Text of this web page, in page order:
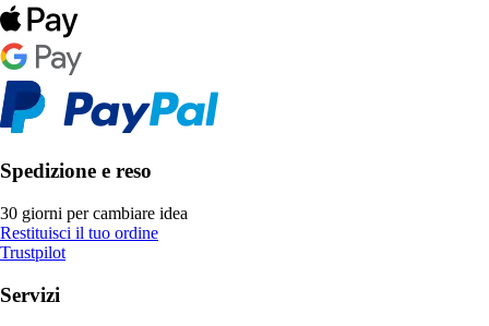
Spedizione e reso
30 giorni per cambiare idea
Restituisci il tuo ordine
Trustpilot
Servizi